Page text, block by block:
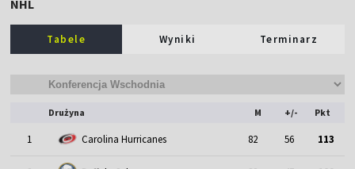
NHL
Tabele Wyniki Terminarz
Drużyna M +/- Pkt
1 Carolina Hurricanes 82 56 113